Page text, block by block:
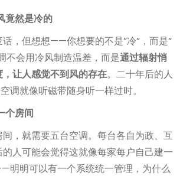
竟然是冷的
，但想想——你想要的不是”冷”，而是”
不会用冷风制造温差，而是通过辐射悄
让人感觉不到风的存在。二十年后的人
调就像听磁带随身听一样过时。
个房间
，就需要五台空调。每台各自为政、互
人可能会觉得这就像每家每户自己建一
明明可以有一个系统统一管理，为什么